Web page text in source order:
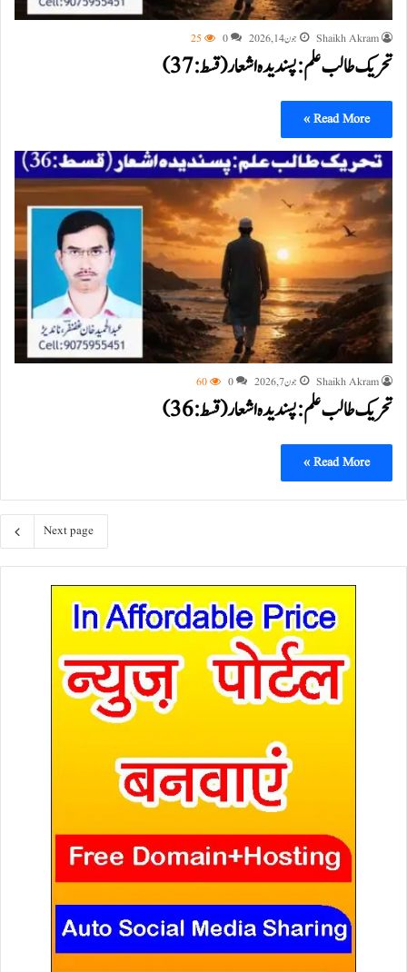
Shaikh Akram جون 14, 2026 0
25
تحریک طالب علم: پسندیدہ اشعار (قسط:37)
Read More »
Shaikh Akram جون 7, 2026 0
60
تحریک طالب علم: پسندیدہ اشعار (قسط:36)
Read More »
Next page